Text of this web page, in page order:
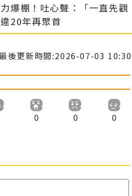
爆棚！吐心聲：「一直先觀
20年再聚首
最後更新時間:2026-07-03 10:30
0 0 0